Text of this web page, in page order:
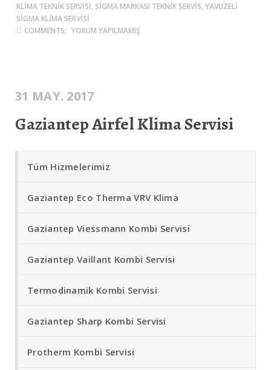
KLIMA TEKNIK SERVISI, SIGMA MARKASI TEKNIK SERVIS, YAVUZELI
SIGMA KLIMA SERVISI
COMMENTS: YORUM YAPILMAMIŞ
31 MAY. 2017
Gaziantep Airfel Klima Servisi
Tüm Hizmelerimiz
Gaziantep Eco Therma VRV Klima
Gaziantep Viessmann Kombi Servisi
Gaziantep Vaillant Kombi Servisi
Termodinamik Kombi Servisi
Gaziantep Sharp Kombi Servisi
Protherm Kombi Servisi